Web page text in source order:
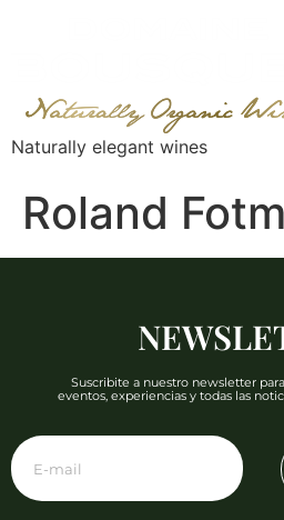
Naturally elegant wines
Roland
Suscribite a nuestro newsletter
eventos, experiencias y todas las